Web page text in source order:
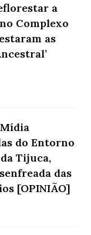
a
Complexo
as
do Entorno
Tijuca,
das
[OPINIÃO]